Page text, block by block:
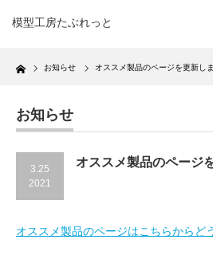
模型工房たぶれっと
Home お知らせ オススメ製品のページを更新しま
お知らせ
3.25
2021
オススメ製品のページ
オススメ製品のページはこちらからど